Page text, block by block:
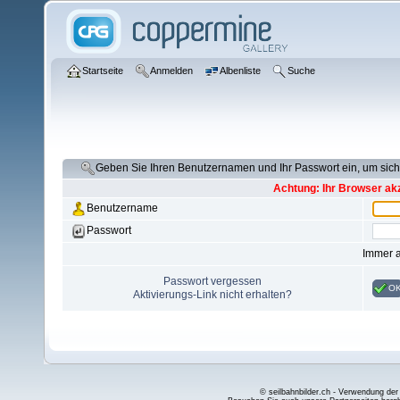
Startseite Anmelden Albenliste Suche
Geben Sie Ihren Benutzernamen und Ihr Passwort ein, um
Achtung: Ihr Browser
Benutzername
Passwort
Immer
Passwort vergessen
Aktivierungs-Link nicht erhalten?
© seilbahnbilder.ch - Verwendung